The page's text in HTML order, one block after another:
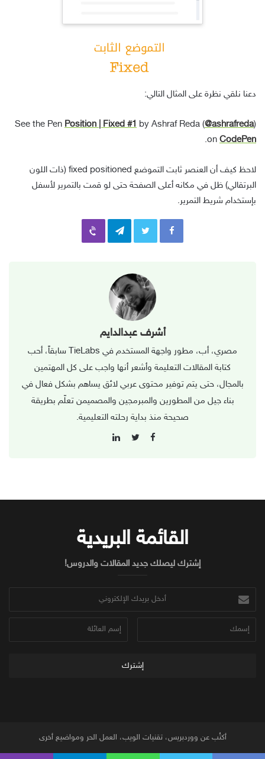
دعنا نلقي نظرة على المثال التالي:
See the Pen Position | Fixed #1 by Ashraf Reda (@ashrafreda)
on CodePen
.
لاحظ كيف أن العنصر ثابت التموضع fixed positioned (ذات اللون
البرتقالي) ظل في مكانه أعلى الصفحة حتى لو قمت بالتمرير لأسفل
بإستخدام شريط التمرير.
Telegram
أشرف عبدالدايم
مصري، أب، مطور واجهة المستخدم في TieLabs سابقاً، أحب
كتابة المقالات التعليمة وأشعر أنها واجب على كل المهتمين
بالمجال، حتى يتم توفير محتوى عربي لائق يساهم بشكل فعال في
بناء جيل من المطورين والمبرمجين والمصميمن تعلّم بطريقة
صحيحة منذ بداية رحلته التعليمية.
F
k
r
القائمة البريدية
إشترك ليصلك جديد المقالات والدروس!
أدخل
بريدك
إسمك
إسم
العائلة
أكتُب عن ووردبريس، تقنيات الويب، العمل الحر ومواضيع أخرى